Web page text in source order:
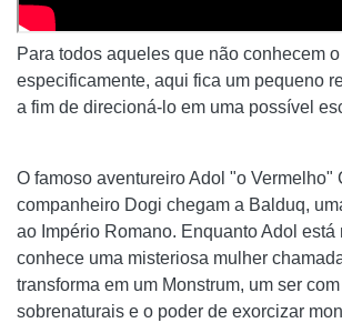
Para todos aqueles que não conhecem
especificamente, aqui fica um pequeno
a fim de direcioná-lo em uma possível
O famoso aventureiro Adol "o Vermelho"
companheiro Dogi chegam a Balduq,
ao Império Romano. Enquanto Adol está
conhece uma misteriosa mulher
transforma em um Monstrum, um ser
sobrenaturais e o poder de exorcizar